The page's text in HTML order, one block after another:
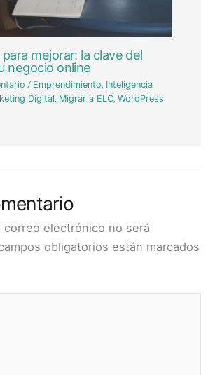
mejorar: la clave del
negocio online
/ Emprendimiento, Inteligencia
Digital, Migrar a ELC,WordPress
correo electrónico no será
obligatorios están marcados